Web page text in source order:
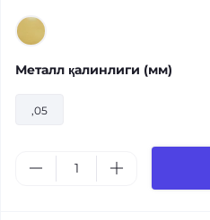
Металл қалинлиги (мм)
,05